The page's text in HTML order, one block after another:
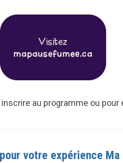
au programme ou pour
votre expérience Ma